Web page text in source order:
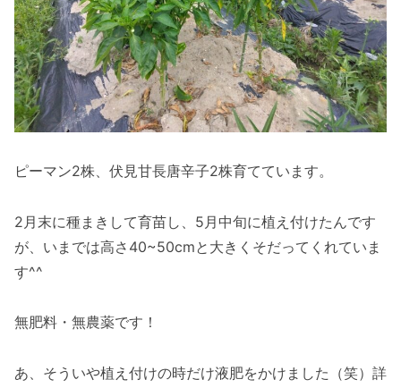
ピーマン2株、伏見甘長唐辛子2株育てています。
2月末に種まきして育苗し、5月中旬に植え付けたんです
が、いまでは高さ40~50cmと大きくそだってくれていま
す^^
無肥料・無農薬です！
あ、そういや植え付けの時だけ液肥をかけました（笑）詳